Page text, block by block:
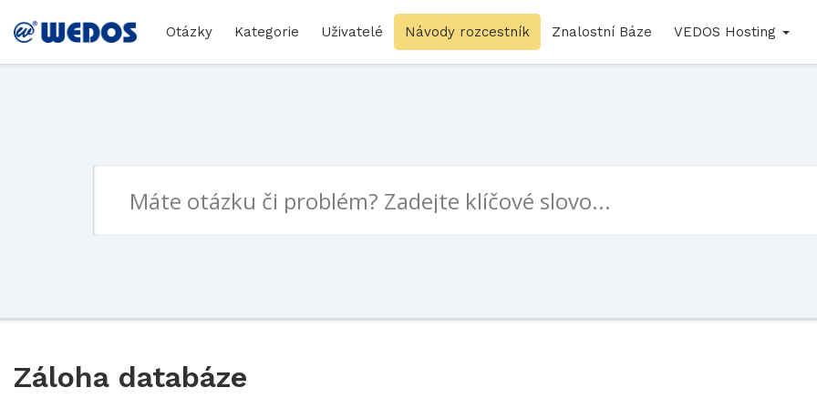
Otázky Kategorie Uživatelé Návody rozcestník Znalostní Báze VEDOS Hosting
Záloha databáze